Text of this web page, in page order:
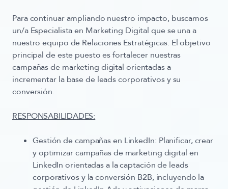
Para continuar ampliando nuestro impacto, buscamos
un/a Especialista en Marketing Digital que se una a
nuestroequipo de Relaciones Estratégicas. El objetivo
principal de este puesto es fortalecer nuestras
campañas de marketing digital orientadas a
incrementar la base de leads corporativos y su
conversión.
RESPONSABILIDADES:
Gestión de campañas en LinkedIn: Planificar, crear
y optimizar campañas de marketing digital en
LinkedIn orientadas a la captación de leads
corporativos y la conversión B2B, incluyendo la